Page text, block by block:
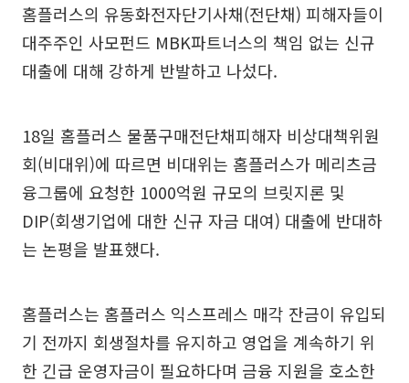
홈플러스의 유동화전자단기사채(전단채) 피해자들이
대주주인 사모펀드 MBK파트너스의 책임 없는 신규
대출에 대해 강하게 반발하고 나섰다.
18일 홈플러스 물품구매전단채피해자 비상대책위원
회(비대위)에 따르면 비대위는 홈플러스가 메리츠금
융그룹에 요청한 1000억원 규모의 브릿지론 및
DIP(회생기업에 대한 신규 자금 대여) 대출에 반대하
는 논평을 발표했다.
홈플러스는 홈플러스 익스프레스 매각 잔금이 유입되
기 전까지 회생절차를 유지하고 영업을 계속하기 위
한 긴급 운영자금이 필요하다며 금융 지원을 호소한